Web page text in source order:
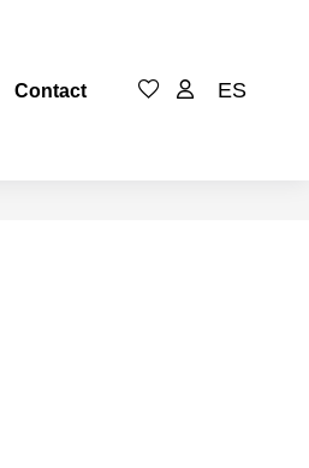
Contact ES